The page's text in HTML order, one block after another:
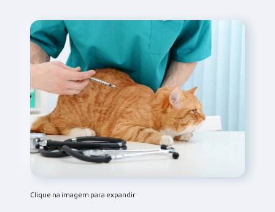
Clique na imagem para expandir